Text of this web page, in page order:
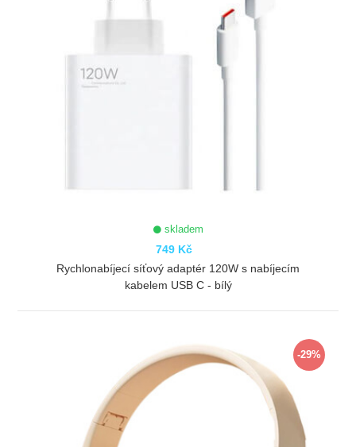
skladem
749 Kč
Rychlonabíjecí síťový adaptér 120W s nabíjecím
kabelem USB C - bílý
-29%